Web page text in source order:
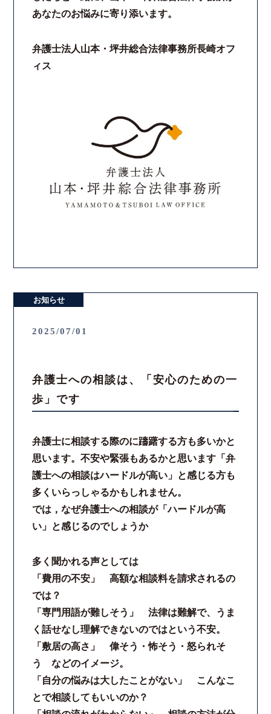
あなたのお悩みに寄り添います。
弁護士法人山本・坪井総合法律事務所長崎オフ
ィス
お知らせ
2025/07/01
弁護士への相談は、「安心のための一
歩」です
弁護士に相談する際のに躊躇する方も多いかと
思います。不安や緊張もあるかと思います「弁
護士への相談はハードルが高い」と感じる方も
多くいらっしゃるかもしれません。
では，なぜ弁護士への相談が「ハードルが高
い」と感じるのでしょうか
多く聞かれる声としては
「費用の不安」 高額な相談料を請求されるの
では？
「専門用語が難しそう」 法律は難解で、うま
く話せなし理解できないのではという不安。
「敷居の高さ」 偉そう・怖そう・怒られそ
う などのイメージ。
「自分の悩みは大したことがない」 こんなこ
とで相談してもいいのか？